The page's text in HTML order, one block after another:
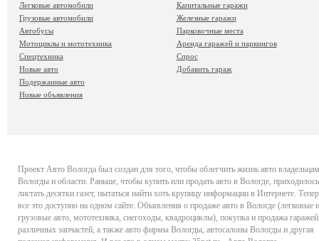
Легковые автомобили
Грузовые автомобили
Автобусы
Мотоциклы и мототехника
Спецтехника
Новые авто
Подержанные авто
Новые объявления
Капитальные гаражи
Железные гаражи
Парковочные места
Аренда гаражей и паркингов
Спрос
Добавить гараж
Проект Авто Вологда был создан для того, чтобы облегчить жизнь авто владельцам
Вологды и области. Раньше, чтобы купить или продать авто в Вологде, приходилось
листать десятки газет, пытаться найти хоть крупицу информации в Интернете.
все это доступно на одном сайте. Объявления о продаже авто в Вологде (легковые и
грузовые авто, мототехника, снегоходы, квадроциклы), покупка и продажа
различных запчастей, а также авто фирмы Вологды, автосалоны Вологды и другая